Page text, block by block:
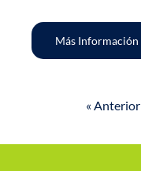
Más Información
« Anterior